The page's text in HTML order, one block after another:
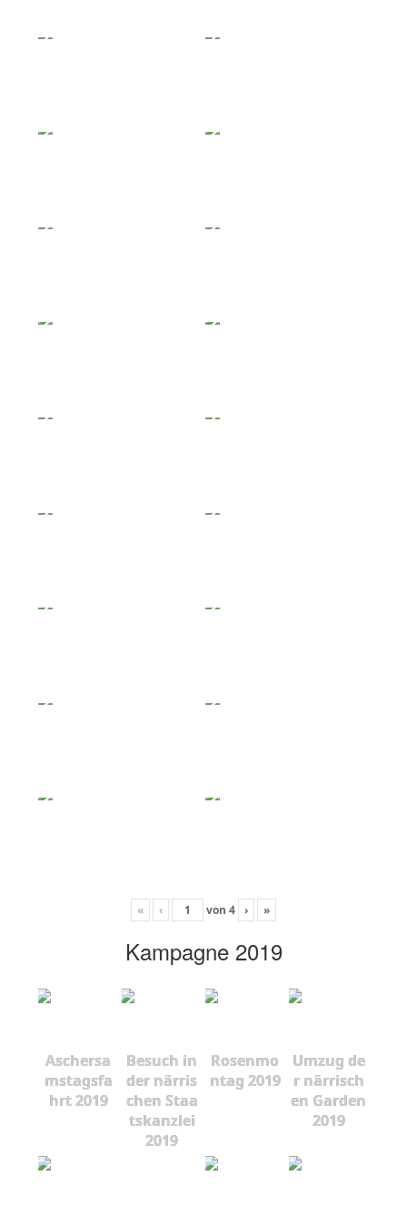
« ‹ von 4 › »
Kampagne 2019
Aschersa
mstagsfa
hrt 2019
Besuch in
der närris
chen Staa
tskanzlei
2019
Rosenmo
ntag 2019
Umzug de
r närrisch
en Garden
2019